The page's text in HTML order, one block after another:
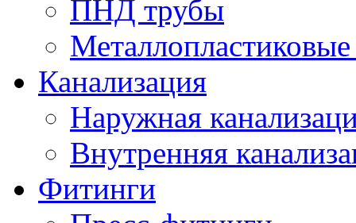
ПНД трубы
Канализация
Наружная
Внутренняя
Фитинги